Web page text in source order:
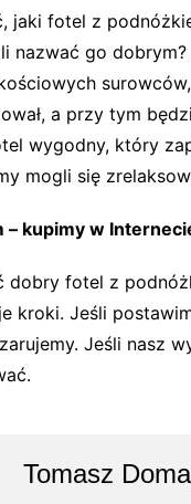
jaki fotel z
nazwać go
a przy tym
wygodny, który
mogli się
kupimy w
dobry fotel z
kroki. Jeśli
Jeśli nasz
Tomasz